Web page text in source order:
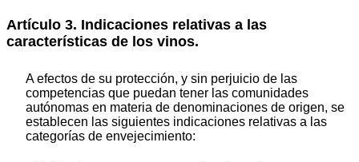
Artículo 3. Indicaciones relativas a las
características de los vinos.
A efectos de su protección, y sin perjuicio de las
competencias que puedan tener las comunidades
autónomas en materia de denominaciones de origen, se
establecen las siguientes indicaciones relativas a las
categorías de envejecimiento: